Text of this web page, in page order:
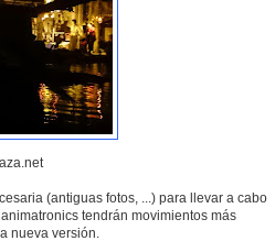
(antiguas fotos, ...) para llevar a cabo
tendrán movimientos más
nueva versión.